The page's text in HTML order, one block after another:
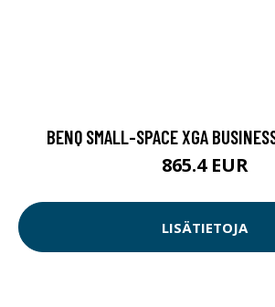
BENQ SMALL-SPACE XGA
865.4 EUR
LISÄTIETOJA